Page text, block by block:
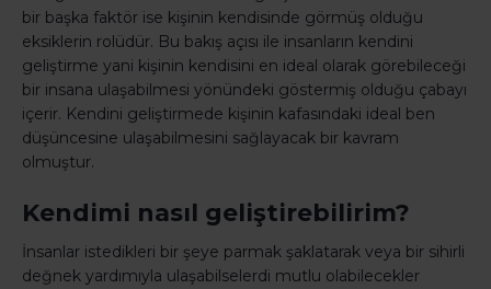
bir başka faktör ise kişinin kendisinde görmüş olduğu
eksiklerin rolüdür. Bu bakış açısı ile insanların kendini
geliştirme yani kişinin kendisini en ideal olarak görebileceği
bir insana ulaşabilmesi yönündeki göstermiş olduğu çabayı
içerir. Kendini geliştirmede kişinin kafasındaki ideal ben
düşüncesine ulaşabilmesini sağlayacak bir kavram
olmuştur.
Kendimi nasıl geliştirebilirim?
İnsanlar istedikleri bir şeye parmak şaklatarak veya bir sihirli
değnek yardımıyla ulaşabilselerdi mutlu olabilecekler